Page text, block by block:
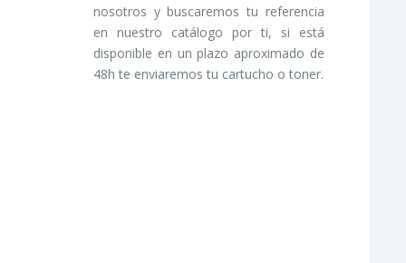
nosotros y buscaremos tu referencia
en nuestro catálogo por ti, si está
disponible en un plazo aproximado de
48h te enviaremos tu cartucho o toner.